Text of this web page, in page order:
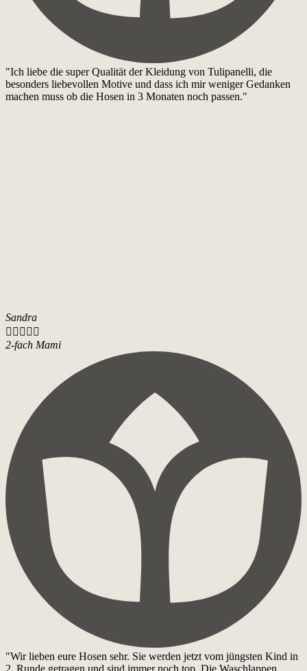
"Ich liebe die super Qualität der Kleidung von Tulipanelli, die
besonders liebevollen Motive und dass ich mir weniger Gedanken
machen muss ob die Hosen in 3 Monaten noch passen."
Sandra
    
2-fach Mami
"Wir lieben eure Hosen sehr. Sie werden jetzt vom jüngsten Kind in
2. Runde getragen und sind immer noch top. Die Waschlappen